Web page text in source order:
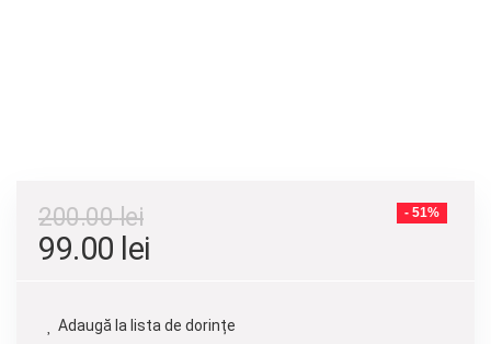
- 51%
200.00lei
99.00 lei
Adaugă la lista de dorințe